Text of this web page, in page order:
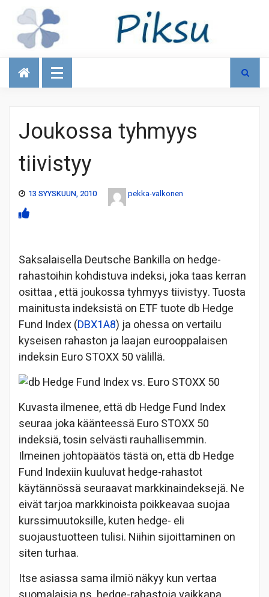
Talous
Joukossa tyhmyys
tiivistyy
13 SYYSKUUN, 2010 pekka-valkonen
Saksalaisella Deutsche Bankilla on hedge-
rahastoihin kohdistuva indeksi, joka taas kerran
osittaa , että joukossa tyhmyys tiivistyy. Tuosta
mainitusta indeksistä on ETF tuote db Hedge
Fund Index (DBX1A8) ja ohessa on vertailu
kyseisen rahaston ja laajan eurooppalaisen
indeksin Euro STOXX 50 välillä.
Kuvasta ilmenee, että db Hedge Fund Index
seuraa joka käänteessä Euro STOXX 50
indeksiä, tosin selvästi rauhallisemmin.
Ilmeinen johtopäätös tästä on, että db Hedge
Fund Indexiin kuuluvat hedge-rahastot
käytännössä seuraavat markkinaindeksejä. Ne
eivät tarjoa markkinoista poikkeavaa suojaa
kurssimuutoksille, kuten hedge- eli
suojaustuotteen tulisi. Niihin sijoittaminen on
siten turhaa.
Itse asiassa sama ilmiö näkyy kun vertaa